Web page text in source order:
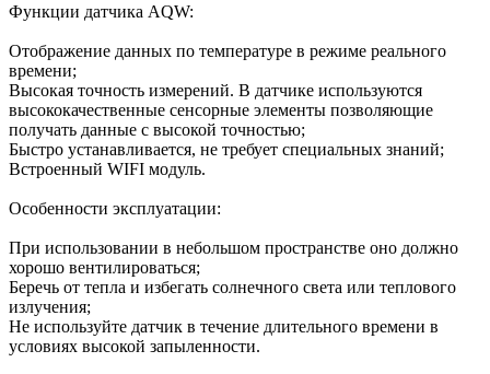
Функции датчика AQW:
Отображение данных по температуре в режиме реального
времени;
Высокая точность измерений. В датчике используются
высококачественные сенсорные элементы позволяющие
получать данные с высокой точностью;
Быстро устанавливается, не требует специальных знаний;
Встроенный WIFI модуль.
Особенности эксплуатации:
При использовании в небольшом пространстве оно должно
хорошо вентилироваться;
Беречь от тепла и избегать солнечного света или теплового
излучения;
Не используйте датчик в течение длительного времени в
условиях высокой запыленности.